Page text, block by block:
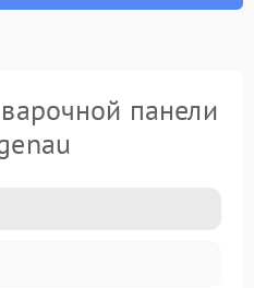
панели